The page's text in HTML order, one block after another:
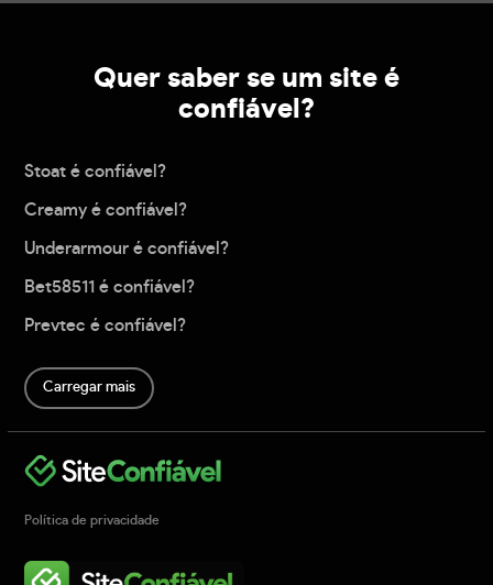
Quer saber se um site é
confiável?
Stoat é confiável?
Creamy é confiável?
Underarmour é confiável?
Bet58511 é confiável?
Prevtec é confiável?
Carregar mais
Política de privacidade